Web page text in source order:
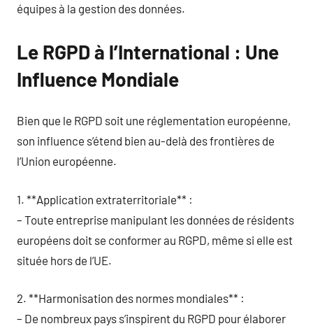
équipes à la gestion des données.
Le RGPD à l’International : Une
Influence Mondiale
Bien que le RGPD soit une réglementation européenne,
son influence s’étend bien au-delà des frontières de
l’Union européenne.
1. **Application extraterritoriale** :
– Toute entreprise manipulant les données de résidents
européens doit se conformer au RGPD, même si elle est
située hors de l’UE.
2. **Harmonisation des normes mondiales** :
– De nombreux pays s’inspirent du RGPD pour élaborer